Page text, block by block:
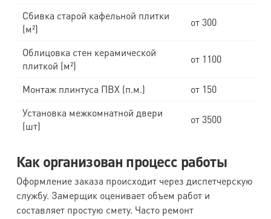
Сбивка старой кафельной плитки
(м²)
от 300
Облицовка стен керамической
плиткой (м²)
от 1100
Монтаж плинтуса ПВХ (п.м.)
от 150
Установка межкомнатной двери
(шт)
от 3500
Как организован процесс работы
Оформление заказа происходит через диспетчерскую
службу. Замерщик оценивает объем работ и
составляет простую смету. Часто ремонт